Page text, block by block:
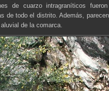
de cuarzo intragraníticos
de todo el distrito. Además,
de la comarca.